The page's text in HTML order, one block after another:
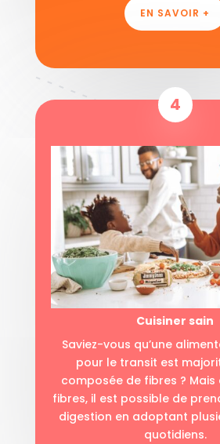
EN SAVOIR +
4
Cuisiner sain
Saviez-vous qu’une
pour le transit est
composée de fibres ?
fibres, il est possible de
digestion en adoptant
quotidiens.